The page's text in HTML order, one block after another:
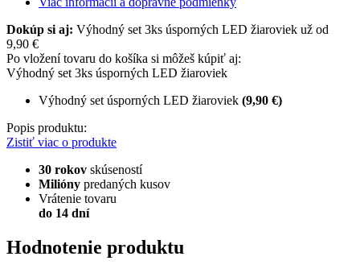
Dokúp si aj: Výhodný set 3ks úsporných LED žiaroviek už od
9,90 €
Po vložení tovaru do košíka si môžeš kúpiť aj:
Výhodný set 3ks úsporných LED žiaroviek
Výhodný set úsporných LED žiaroviek (9,90 €)
Popis produktu:
Zistiť viac o produkte
30 rokov skúseností
Milióny predaných kusov
Vrátenie tovaru
do 14 dní
Hodnotenie produktu